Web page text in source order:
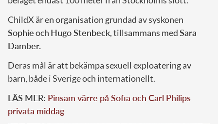
ChildX är en organisation grundad av syskonen
Sophieoch Hugo Stenbeck, tillsammans medSara
Damber.
Deras mål är att bekämpa sexuell exploatering av
barn, både i Sverige och internationellt.
LÄS MER: Pinsam värre på Sofia och Carl Philips
privata middag